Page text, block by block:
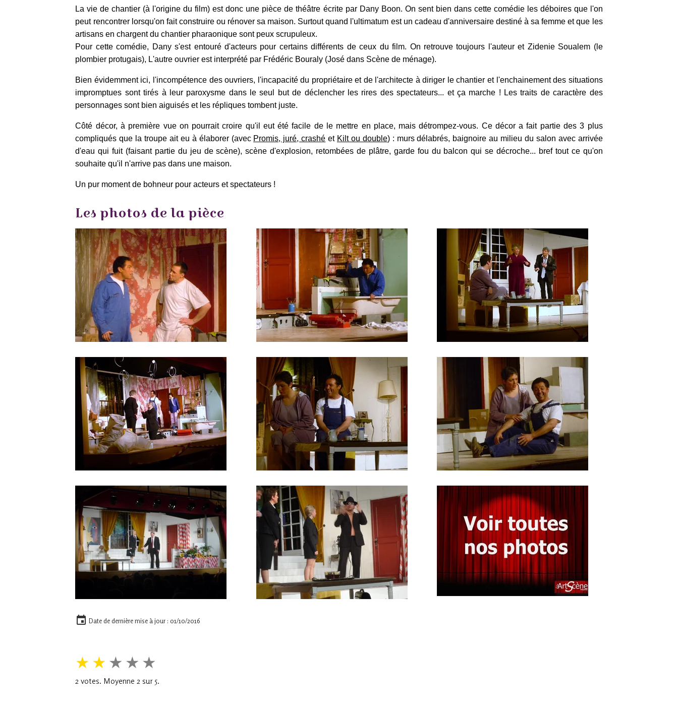
La vie de chantier (à l'origine du film) est donc une pièce de théâtre écrite par Dany Boon. On sent bien dans cette comédie les déboires que l'on
peut rencontrer lorsqu'on fait construire ou rénover sa maison. Surtout quand l'ultimatum est un cadeau d'anniversaire destiné à sa femme et que les
artisans en chargent du chantier pharaonique sont peux scrupuleux.
Pour cette comédie, Dany s'est entouré d'acteurs pour certains différents de ceux du film. On retrouve toujours l'auteur et Zidenie Soualem (le
plombier protugais), L'autre ouvrier est interprété par Frédéric Bouraly (José dans Scène de ménage).
Bien évidemment ici, l'incompétence des ouvriers, l'incapacité du propriétaire et de l'architecte à diriger le chantier et l'enchainement des situations
impromptues sont tirés à leur paroxysme dans le seul but de déclencher les rires des spectateurs... et ça marche ! Les traits de caractère des
personnages sont bien aiguisés et les répliques tombent juste.
Côté décor, à première vue on pourrait croire qu'il eut été facile de le mettre en place, mais détrompez-vous. Ce décor a fait partie des 3 plus
compliqués que la troupe ait eu à élaborer (avec Promis, juré, crashé et Kilt ou double) : murs délabrés, baignoire au milieu du salon avec arrivée
d'eau qui fuit (faisant partie du jeu de scène), scène d'explosion, retombées de plâtre, garde fou du balcon qui se décroche... bref tout ce qu'on
souhaite qu'il n'arrive pas dans une maison.
Un pur moment de bohneur pour acteurs et spectateurs !
Les photos de la pièce
Date de dernière mise à jour : 01/10/2016
★ ★ ★ ★ ★
2 votes. Moyenne2 sur 5.